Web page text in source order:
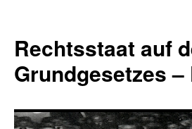
springen
Rechtsstaat auf
Grundgesetzes –